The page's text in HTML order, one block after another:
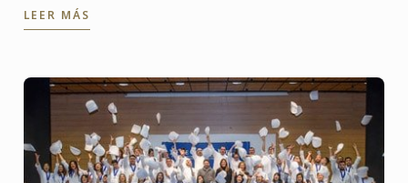
Culinaire ...
LEER MÁS